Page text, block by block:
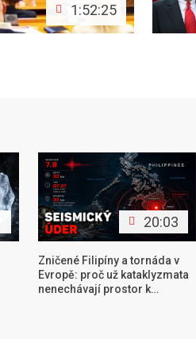
1:52:25
20:03
Zničené Filipíny a tornáda v
Evropě: proč už kataklyzmata
nenechávají prostor k